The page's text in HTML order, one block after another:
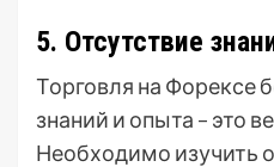
5. Отсутствие
Торговля на Форексе
знаний и опыта – это
Необходимо изучить